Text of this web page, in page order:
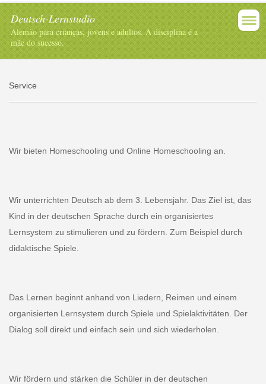
Deutsch-Lernstudio
Alemão para crianças, jovens e adultos. A disciplina é a
mãe do sucesso.
Service
Wir bieten Homeschooling und Online Homeschooling an.
Wir unterrichten Deutsch ab dem 3. Lebensjahr. Das Ziel ist, das
Kind in der deutschen Sprache durch ein organisiertes
Lernsystem zu stimulieren und zu fördern. Zum Beispiel durch
didaktische Spiele.
Das Lernen beginnt anhand von Liedern, Reimen und einem
organisierten Lernsystem durch Spiele und Spielaktivitäten. Der
Dialog soll direkt und einfach sein und sich wiederholen.
Wir fördern und stärken die Schüler in der deutschen